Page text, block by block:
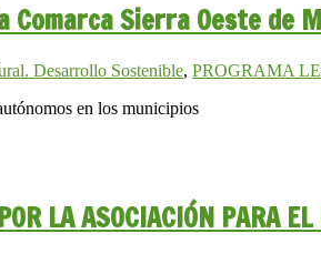
Comarca Sierra Oeste de
Desarrollo Sostenible, PROGRAMA
en los municipios
LA ASOCIACIÓN PARA EL